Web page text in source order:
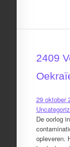
2409
29 oktober
De oorlog
opleveren.